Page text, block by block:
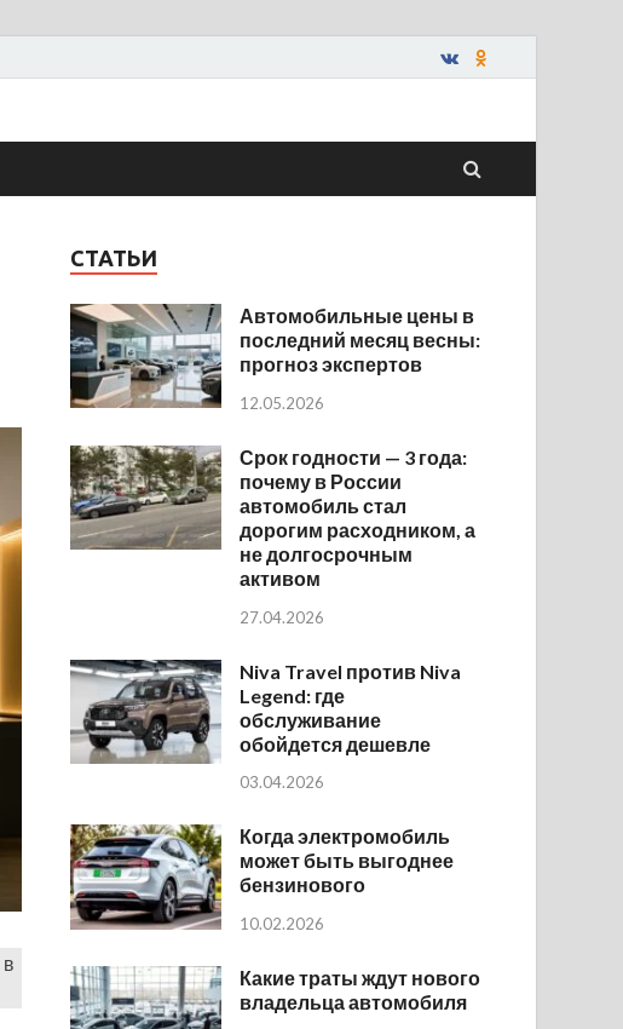
в
СТАТЬИ
Автомобильные цены в
последний месяц весны:
прогноз экспертов
12.05.2026
Срок годности — 3 года:
почему в России
автомобиль стал
дорогим расходником, а
не долгосрочным
активом
27.04.2026
Niva Travel против Niva
Legend: где
обслуживание
обойдется дешевле
03.04.2026
Когда электромобиль
может быть выгоднее
бензинового
10.02.2026
Какие траты ждут нового
владельца автомобиля